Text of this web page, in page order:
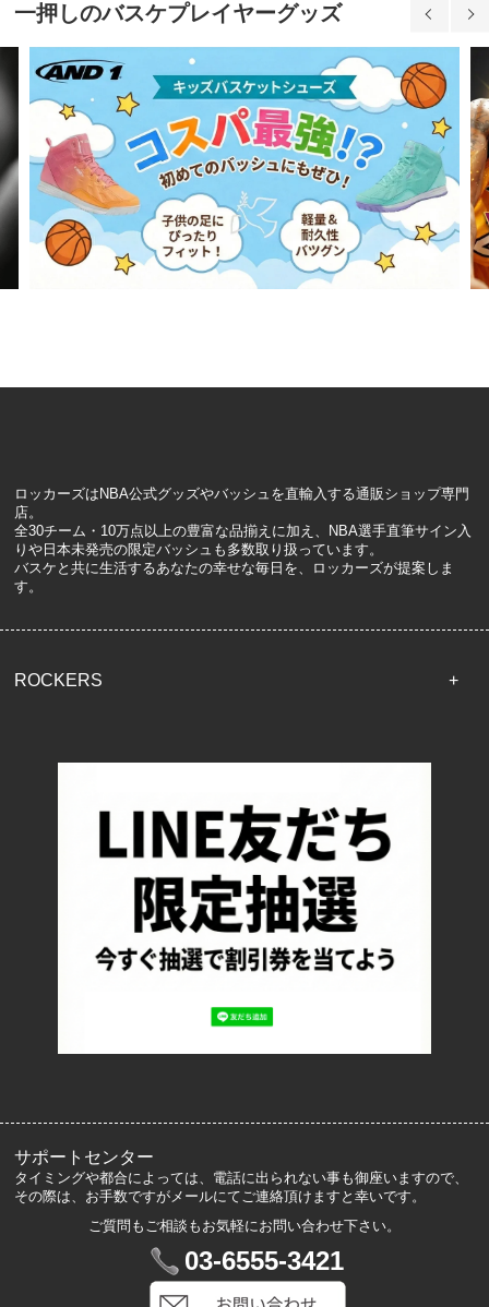
一押しのバスケプレイヤーグッズ
ロッカーズはNBA公式グッズやバッシュを直輸入する通販ショップ専門
店。
全30チーム・10万点以上の豊富な品揃えに加え、NBA選手直筆サイン入
りや日本未発売の限定バッシュも多数取り扱っています。
バスケと共に生活するあなたの幸せな毎日を、ロッカーズが提案しま
す。
ROCKERS
配送・送料について
返品について
お支払い方法について
特定商取引法に基づく表記
プライバシーポリシー
ロッカーズについて
サポートセンター
タイミングや都合によっては、電話に出られない事も御座いますので、
その際は、お手数ですがメールにてご連絡頂けますと幸いです。
ご質問もご相談もお気軽にお問い合わせ下さい。
03-6555-3421